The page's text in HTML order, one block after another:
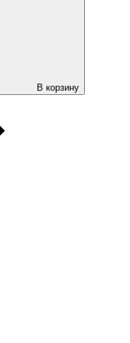
В корзину